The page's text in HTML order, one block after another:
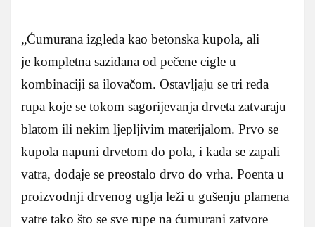
„Ćumurana izgleda kao betonska kupola, ali
je kompletna sazidana od pečene cigle u
kombinaciji sa ilovačom. Ostavljaju se tri reda
rupa koje se tokom sagorijevanja drveta zatvaraju
blatom ili nekim ljepljivim materijalom. Prvo se
kupola napuni drvetom do pola, i kada se zapali
vatra, dodaje se preostalo drvo do vrha. Poenta u
proizvodnji drvenog uglja leži u gušenju plamena
vatre tako što se sve rupe na ćumurani zatvore